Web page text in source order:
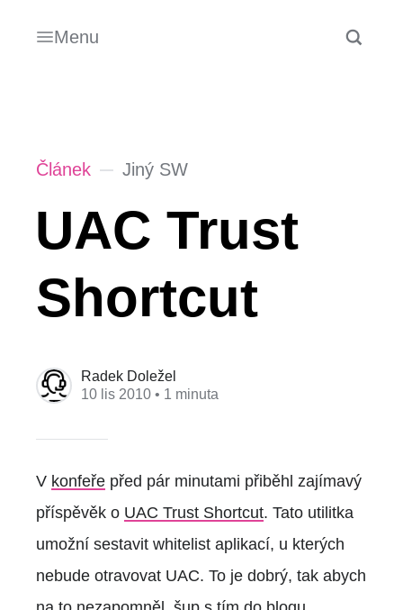
Menu
Článek Jiný SW
UAC Trust
Shortcut
Radek Doležel
10 lis 2010 • 1 minuta
V konfeře před pár minutami přiběhl zajímavý
příspěvěk o UAC Trust Shortcut. Tato utilitka
umožní sestavit whitelist aplikací, u kterých
nebude otravovat UAC. To je dobrý, tak abych